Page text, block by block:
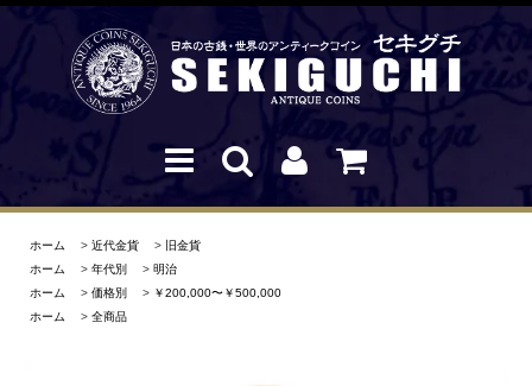
ホーム > 近代金貨 > 旧金貨
ホーム
> 年代別 > 明治
ホーム
> 価格別 > ￥200,000〜￥500,000
ホーム
> 全商品